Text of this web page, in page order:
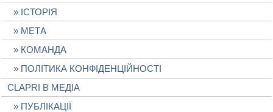
ІСТОРІЯ
МЕТА
КОМАНДА
ПОЛІТИКА КОНФІДЕНЦІЙНОСТІ
CLAPRI В МЕДІА
ПУБЛІКАЦІЇ